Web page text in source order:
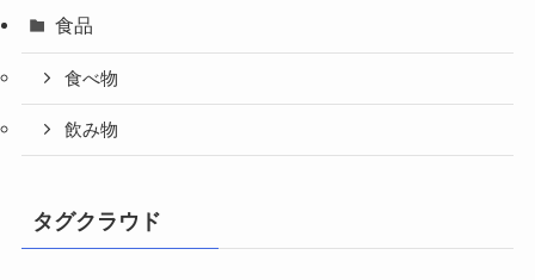
食品
食べ物
飲み物
タグクラウド